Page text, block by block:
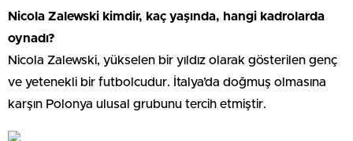
Nicola Zalewski kimdir, kaç yaşında, hangi kadrolarda
oynadı?
Nicola Zalewski, yükselen bir yıldız olarak gösterilen genç
ve yetenekli bir futbolcudur. İtalya’da doğmuş olmasına
karşın Polonya ulusal grubunu tercih etmiştir.